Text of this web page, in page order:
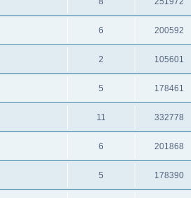
6 200592
2 105601
5 178461
11 332778
6 201868
5 178390